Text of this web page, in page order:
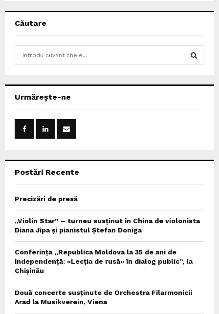
Căutare
h
o
Urmărește-ne
Postări Recente
Precizări de presă
„Violin Star” – turneu susținut în China de violonista
Diana Jipa și pianistul Ștefan Doniga
Conferința „Republica Moldova la 35 de ani de
Independență: «Lecția de rusă» în dialog public”, la
Chișinău
Două concerte susținute de Orchestra Filarmonicii
Arad la Musikverein, Viena